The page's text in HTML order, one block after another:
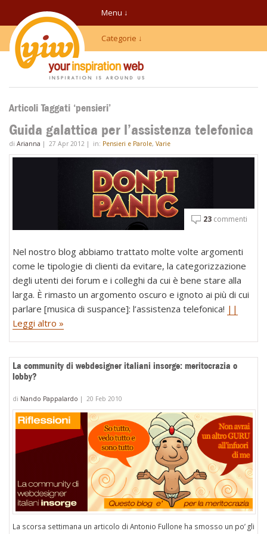
Menu ↓
Categorie ↓
Articoli Taggati ‘pensieri’
Guida galattica per l’assistenza telefonica
di Arianna | 27 Apr 2012 | in: Pensieri e Parole, Varie
23 commenti
Nel nostro blog abbiamo trattato molte volte argomenti
come le tipologie di clienti da evitare, la categorizzazione
degli utenti dei forum e i colleghi da cui è bene stare alla
larga. È rimasto un argomento oscuro e ignoto ai più di cui
parlare [musica di suspance]: l’assistenza telefonica! ||
Leggi altro »
La community di webdesigner italiani insorge: meritocrazia o
lobby?
di Nando Pappalardo | 20 Feb 2010
La scorsa settimana un articolo di Antonio Fullone ha smosso un po’ gli